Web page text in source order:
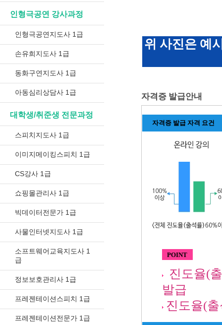
인형극공연 강사과정
인형극공연지도사 1급
손유희지도사 1급
동화구연지도사 1급
아동심리상담사 1급
대학생/취준생 전문과정
스피치지도사 1급
이미지메이킹스피치 1급
CS강사 1급
쇼핑몰관리사 1급
빅데이터전문가 1급
사물인터넷지도사 1급
소프트웨어교육지도사 1
급
정보보호관리사 1급
프레젠테이션스피치 1급
프레젠테이션전문가 1급
위 사진은 예
자격증 발급안내
자격증 발급 자격 요건
POINT
진도율(
발급
진도율(